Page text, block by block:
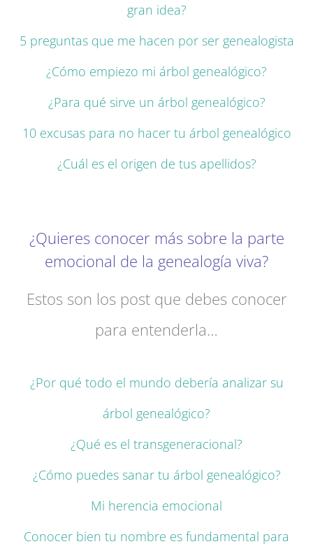
gran idea?
5 preguntas que me hacen por ser genealogista
¿Cómo empiezo mi árbol genealógico?
¿Para qué sirve un árbol genealógico?
10 excusas para no hacer tu árbol genealógico
¿Cuál es el origen de tus apellidos?
¿Quieres conocer más sobre la parte
emocional de la genealogía viva?
Estos son los post que debes conocer
para entenderla…
¿Por qué todo el mundo debería analizar su
árbol genealógico?
¿Qué es el transgeneracional?
¿Cómo puedes sanar tu árbol genealógico?
Mi herencia emocional
Conocer bien tu nombre es fundamental para